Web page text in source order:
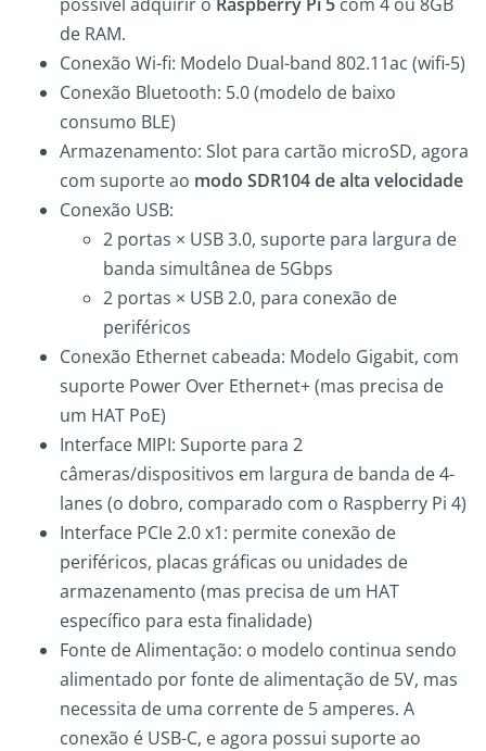
de RAM.
Conexão Wi-fi: Modelo Dual-band 802.11ac (wifi-5)
Conexão Bluetooth: 5.0 (modelo de baixo
consumo BLE)
Armazenamento: Slot para cartão microSD, agora
com suporte ao modo SDR104 de alta velocidade
Conexão USB:
2 portas × USB 3.0, suporte para largura de
banda simultânea de 5Gbps
2 portas × USB 2.0, para conexão de
periféricos
Conexão Ethernet cabeada: Modelo Gigabit, com
suporte Power Over Ethernet+ (mas precisa de
um HAT PoE)
Interface MIPI: Suporte para 2
câmeras/dispositivos em largura de banda de 4-
lanes (o dobro, comparado com o Raspberry Pi 4)
Interface PCIe 2.0 x1: permite conexão de
periféricos, placas gráficas ou unidades de
armazenamento (mas precisa de um HAT
específico para esta finalidade)
Fonte de Alimentação: o modelo continua sendo
alimentado por fonte de alimentação de 5V, mas
necessita de uma corrente de 5 amperes. A
conexão é USB-C, e agora possui suporte ao